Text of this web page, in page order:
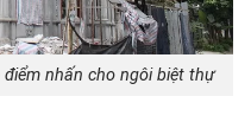
nhấn cho ngôi biệt thự